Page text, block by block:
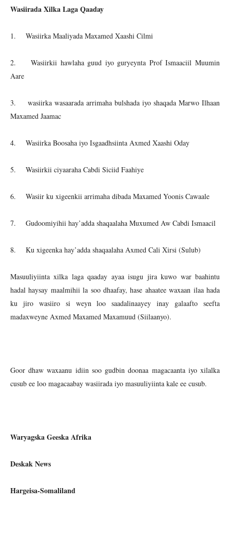
Wasiirada Xilka Laga Qaaday
1. Wasiirka Maaliyada Maxamed Xaashi Cilmi
2. Wasiirkii hawlaha guud iyo guryeynta Prof Ismaaciil Muumin
Aare
3. wasiirka wasaarada arrimaha bulshada iyo shaqada Marwo Ilhaan
Maxamed Jaamac
4. Wasiirka Boosaha iyo Isgaadhsiinta Axmed Xaashi Oday
5. Wasiirkii ciyaaraha Cabdi Siciid Faahiye
6. Wasiir ku xigeenkii arrimaha dibada Maxamed Yoonis Cawaale
7. Gudoomiyihii hay’adda shaqaalaha Muxumed Aw Cabdi Ismaacil
8. Ku xigeenka hay’adda shaqaalaha Axmed Cali Xirsi (Sulub)
Masuuliyiinta xilka laga qaaday ayaa isugu jira kuwo war baahintu
hadal haysay maalmihii la soo dhaafay, hase ahaatee waxaan ilaa hada
ku jiro wasiiro si weyn loo saadalinaayey inay galaafto seefta
madaxweyne Axmed Maxamed Maxamuud (Siilaanyo).
Goor dhaw waxaanu idiin soo gudbin doonaa magacaanta iyo xilalka
cusub ee loo magacaabay wasiirada iyo masuuliyiinta kale ee cusub.
Waryagska Geeska Afrika
Deskak News
Hargeisa-Somaliland